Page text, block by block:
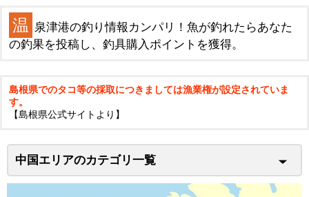
温 泉津港の釣り情報カンパリ！魚が釣れたらあなた
の釣果を投稿し、釣具購入ポイントを獲得。
島根県でのタコ等の採取につきましては漁業権が設定されていま
す。
【島根県公式サイトより】
中国エリアのカテゴリ一覧